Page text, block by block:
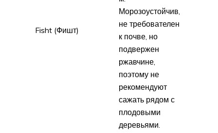
Fisht (Фишт)
Морозоустойчив,
не требователен
к почве, но
подвержен
ржавчине,
поэтому не
рекомендуют
сажать рядом с
плодовыми
деревьями.